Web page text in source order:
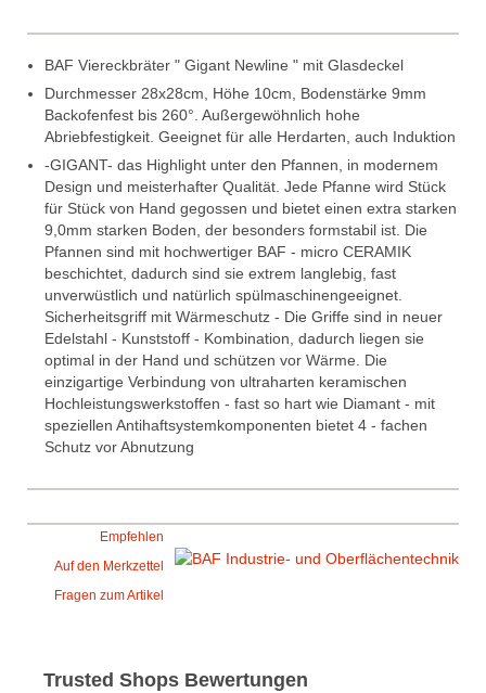
BAF Viereckbräter " Gigant Newline " mit Glasdeckel
Durchmesser 28x28cm, Höhe 10cm, Bodenstärke 9mm
Backofenfest bis 260°. Außergewöhnlich hohe
Abriebfestigkeit. Geeignet für alle Herdarten, auch Induktion
-GIGANT- das Highlight unter den Pfannen, in modernem
Design und meisterhafter Qualität. Jede Pfanne wird Stück
für Stück von Hand gegossen und bietet einen extra starken
9,0mm starken Boden, der besonders formstabil ist. Die
Pfannen sind mit hochwertiger BAF - micro CERAMIK
beschichtet, dadurch sind sie extrem langlebig, fast
unverwüstlich und natürlich spülmaschinengeeignet.
Sicherheitsgriff mit Wärmeschutz - Die Griffe sind in neuer
Edelstahl - Kunststoff - Kombination, dadurch liegen sie
optimal in der Hand und schützen vor Wärme. Die
einzigartige Verbindung von ultraharten keramischen
Hochleistungswerkstoffen - fast so hart wie Diamant - mit
speziellen Antihaftsystemkomponenten bietet 4 - fachen
Schutz vor Abnutzung
Empfehlen
Auf den Merkzettel
Fragen zum Artikel
Trusted Shops Bewertungen